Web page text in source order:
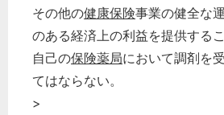
その他の健康保険事業の健全な
のある経済上の利益を提供する
自己の保険薬局において調剤を
てはならない。
>